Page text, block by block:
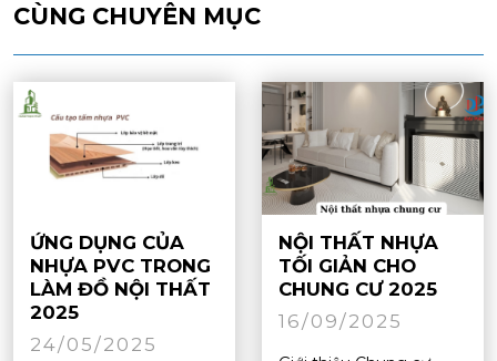
CÙNG CHUYÊN MỤC
ỨNG DỤNG CỦA
NHỰA PVC TRONG
LÀM ĐỒ NỘI THẤT
2025
24/05/2025
NỘI THẤT NHỰA
TỐI GIẢN CHO
CHUNG CƯ 2025
16/09/2025